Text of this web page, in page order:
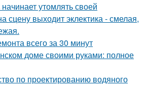
утомлять своей
сцену выходит эклектика - смелая,
всего за 30 минут
доме своими руками: полное
по проектированию водяного